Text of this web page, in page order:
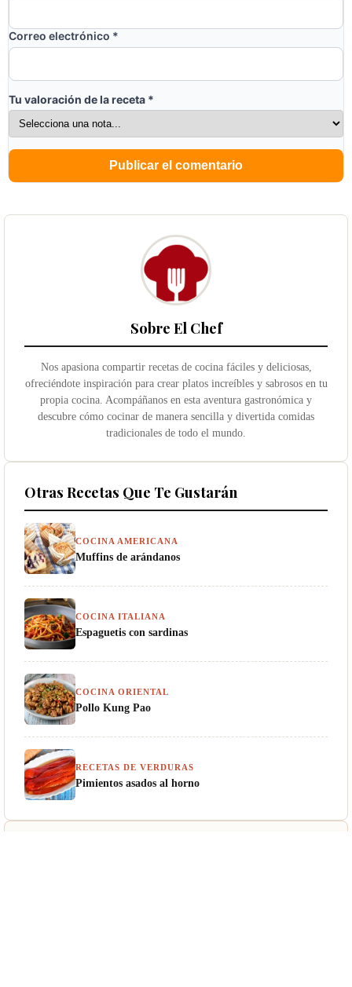
Correo electrónico *
Tu valoración de la receta *
Sobre El Chef
Nos apasiona compartir recetas de cocina fáciles y deliciosas,
ofreciéndote inspiración para crear platos increíbles y sabrosos en tu
propia cocina. Acompáñanos en esta aventura gastronómica y
descubre cómo cocinar de manera sencilla y divertida comidas
tradicionales de todo el mundo.
Otras Recetas Que Te Gustarán
COCINA AMERICANA
Muffins de arándanos
COCINA ITALIANA
Espaguetis con sardinas
COCINA ORIENTAL
Pollo Kung Pao
RECETAS DE VERDURAS
Pimientos asados al horno